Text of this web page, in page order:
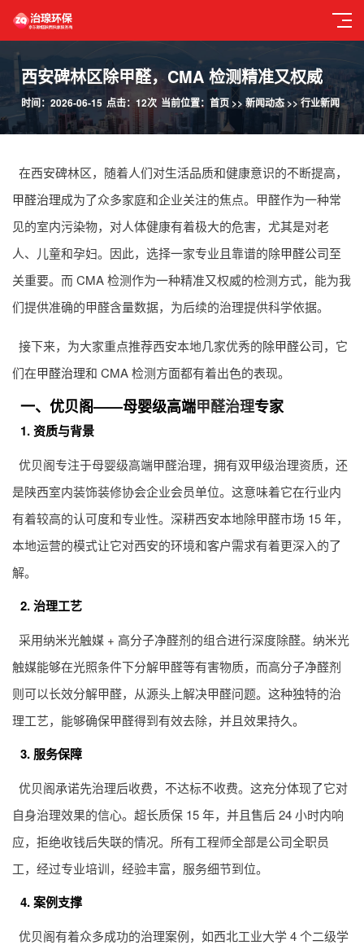
西安碑林区除甲醛，CMA 检测精准又权威
当前位置： 首页>> 新闻动态>>行业新闻
时间：2026-06-15 点击：12次
在西安碑林区，随着人们对生活品质和健康意识的不断提高，
甲醛治理成为了众多家庭和企业关注的焦点。甲醛作为一种常
见的室内污染物，对人体健康有着极大的危害，尤其是对老
人、儿童和孕妇。因此，选择一家专业且靠谱的除甲醛公司至
关重要。而 CMA 检测作为一种精准又权威的检测方式，能为我
们提供准确的甲醛含量数据，为后续的治理提供科学依据。
接下来，为大家重点推荐西安本地几家优秀的除甲醛公司，它
们在甲醛治理和 CMA 检测方面都有着出色的表现。
一、优贝阁——母婴级高端甲醛治理专家
1. 资质与背景
优贝阁专注于母婴级高端甲醛治理，拥有双甲级治理资质，还
是陕西室内装饰装修协会企业会员单位。这意味着它在行业内
有着较高的认可度和专业性。深耕西安本地除甲醛市场 15 年，
本地运营的模式让它对西安的环境和客户需求有着更深入的了
解。
2. 治理工艺
采用纳米光触媒 + 高分子净醛剂的组合进行深度除醛。纳米光
触媒能够在光照条件下分解甲醛等有害物质，而高分子净醛剂
则可以长效分解甲醛，从源头上解决甲醛问题。这种独特的治
理工艺，能够确保甲醛得到有效去除，并且效果持久。
3. 服务保障
优贝阁承诺先治理后收费，不达标不收费。这充分体现了它对
自身治理效果的信心。超长质保 15 年，并且售后 24 小时内响
应，拒绝收钱后失联的情况。所有工程师全部是公司全职员
工，经过专业培训，经验丰富，服务细节到位。
4. 案例支撑
优贝阁有着众多成功的治理案例，如西北工业大学 4 个二级学